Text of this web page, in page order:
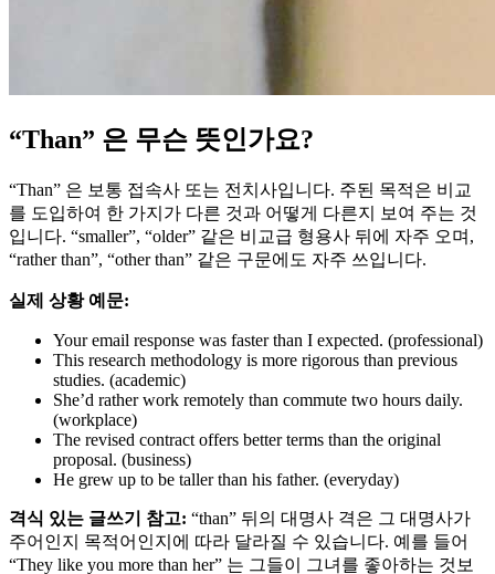
“Than” 은 무슨 뜻인가요?
“Than” 은 보통 접속사 또는 전치사입니다. 주된 목적은 비교
를 도입하여 한 가지가 다른 것과 어떻게 다른지 보여 주는 것
입니다. “smaller”, “older” 같은 비교급 형용사 뒤에 자주 오며,
“rather than”, “other than” 같은 구문에도 자주 쓰입니다.
실제 상황 예문:
Your email response was faster than I expected. (professional)
This research methodology is more rigorous than previous
studies. (academic)
She’d rather work remotely than commute two hours daily.
(workplace)
The revised contract offers better terms than the original
proposal. (business)
He grew up to be taller than his father. (everyday)
격식 있는 글쓰기 참고: “than” 뒤의 대명사 격은 그 대명사가
주어인지 목적어인지에 따라 달라질 수 있습니다. 예를 들어
“They like you more than her” 는 그들이 그녀를 좋아하는 것보